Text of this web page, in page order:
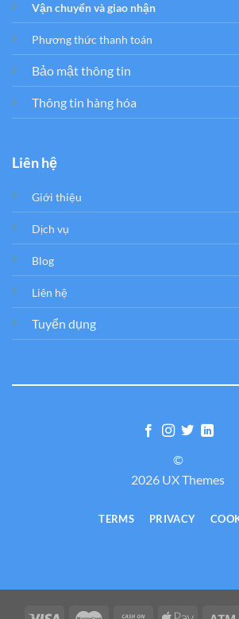
Vận chuyển và giao nhận
Phương thức thanh toán
Bảo mật thông tin
Thông tin hàng hóa
Liên hệ
Giới thiệu
Dịch vụ
Blog
Liên hệ
Tuyển dụng
©
2026 UX Themes
TERMS PRIVACY